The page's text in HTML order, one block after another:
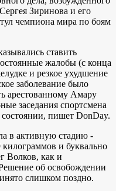
Зиринова и его
чемпиона мира по боям
ставить
жалобы (с конца
и резкое ухудшение
заболевание было
арестованному Амару
заседания спортсмена
состоянии, пишет DonDay.
в активную стадию -
килограммов и буквально
Волков, как и
об освобождении
слишком поздно.